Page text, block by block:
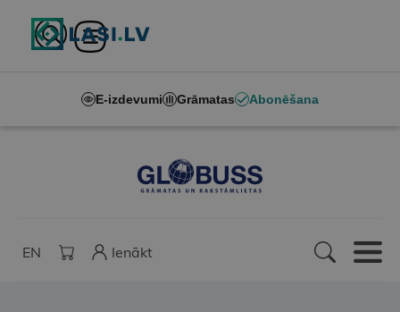
E-izdevumi Grāmatas Abonēšana
EN Ienākt